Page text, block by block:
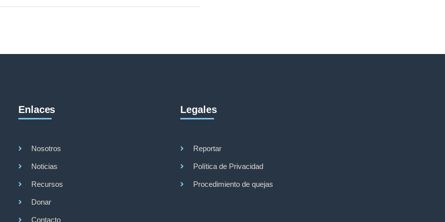
Enlaces
Nosotros
Noticias
Recursos
Donar
Contacto
Legales
Reportar
Política de Privacidad
Procedimiento de quejas